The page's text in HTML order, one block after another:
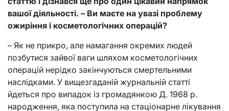
вашої діяльності. – Ви маєте на увазі проблему
ожиріння і косметологічних операцій?
– Як не прикро, але намагання окремих людей
позбутися зайвої ваги шляхом косметологічних
операцій нерідко закінчуються смертельними
наслідками. У вищезгаданій журнальній статті
йдеться про випадок із громадянкою Д. 1968 р.
народження, яка поступила на стаціонарне лікування